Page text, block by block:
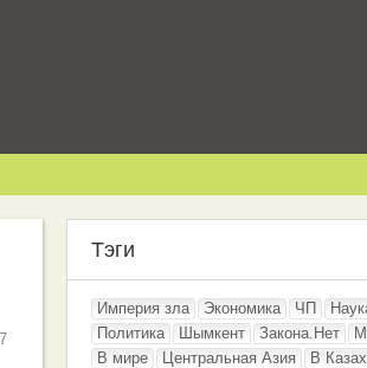
Тэги
Империя зла Экономика ЧП
Политика
Шымкент Закона.Нет
В мире
Центральная Азия В